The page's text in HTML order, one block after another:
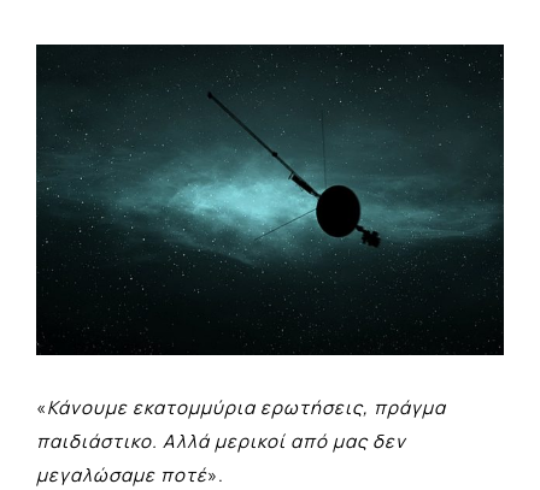
View
Image
«Κάνουμε εκατομμύρια ερωτήσεις, πράγμα
παιδιάστικο. Αλλά μερικοί από μας δεν
μεγαλώσαμε ποτέ».